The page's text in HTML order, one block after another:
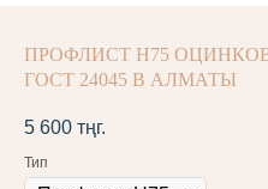
ПРОФЛИСТ Н75
ГОСТ 24045 В АЛМАТЫ
5 600 тңг.
Тип